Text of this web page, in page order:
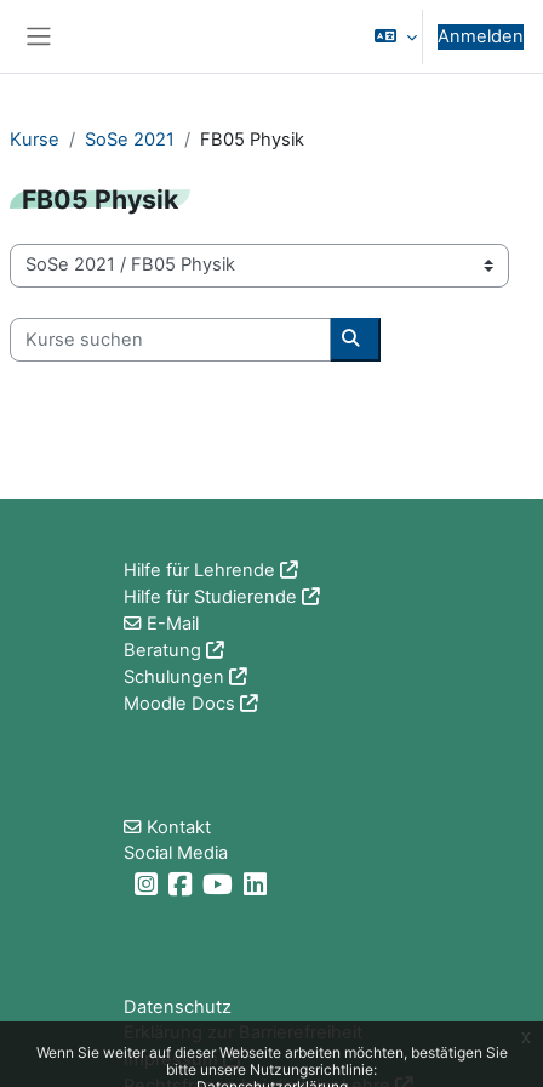
Wenn Sie weiter auf dieser Webseite arbeiten möchten, bestätigen Sie
bitte unsere Nutzungsrichtlinie:
x
Anmelden
Kurse SoSe 2021 FB05 Physik
FB05 Physik
Kursbereiche
Kurse suchen
Kurse suchen
Hilfe für Lehrende
Hilfe für Studierende
E-Mail
Beratung
Schulungen
Moodle Docs
Kontakt
Social Media
Datenschutz
Impressum